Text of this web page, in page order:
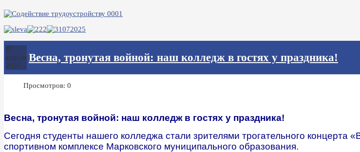
27
апреля
2026
Весна, тронутая войной: наш колледж в гостях у праздника!
Просмотров: 0
Весна, тронутая войной: наш колледж в гостях у праздника!
Сегодня студенты нашего колледжа стали зрителями трогательного
спортивном комплексе Марковского муниципального образования.